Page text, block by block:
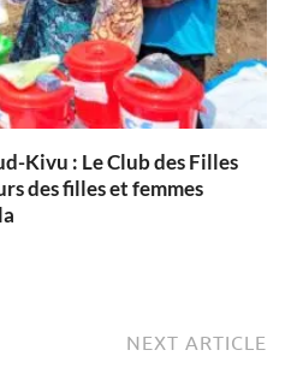
Kivu : Le Club des Filles
des filles et femmes
NEXT ARTICLE